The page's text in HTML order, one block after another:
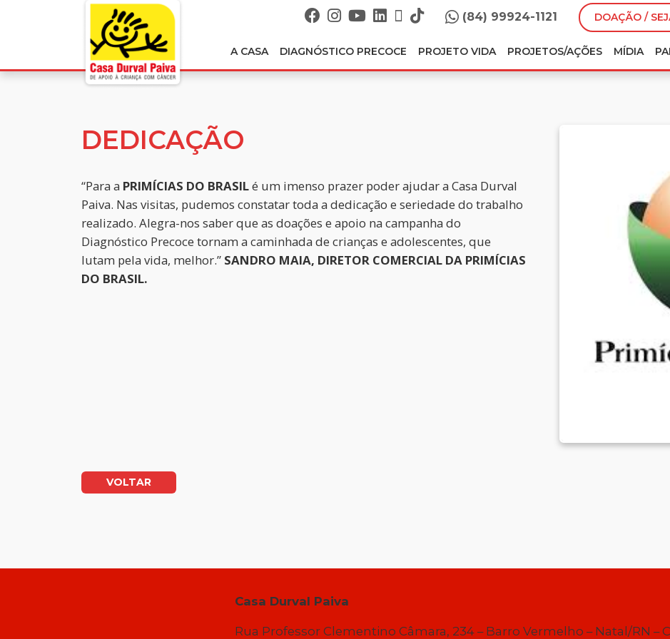
(84) 99924-1121
DOAÇÃO /
A CASA DIAGNÓSTICO PRECOCE PROJETO VIDA PROJETOS/AÇÕES MÍDIA
DEDICAÇÃO
“Para a PRIMÍCIAS DO BRASILé um imenso prazer poder ajudar a Casa Durval
Paiva. Nas visitas, pudemos constatar toda a dedicação e seriedade do trabalho
realizado. Alegra-nos saber que as doações e apoio na campanha do
Diagnóstico Precoce tornam a caminhada de crianças e adolescentes, que
lutam pela vida, melhor.” SANDRO MAIA, DIRETOR COMERCIAL DA PRIMÍCIAS
DO BRASIL.
VOLTAR
Casa Durval Paiva
Rua Professor Clementino Câmara, 234 – Barro Vermelho – Natal/RN –